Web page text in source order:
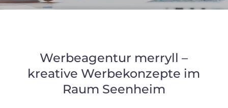
Werbeagentur merryll –
kreative Werbekonzepte im
Raum Seenheim